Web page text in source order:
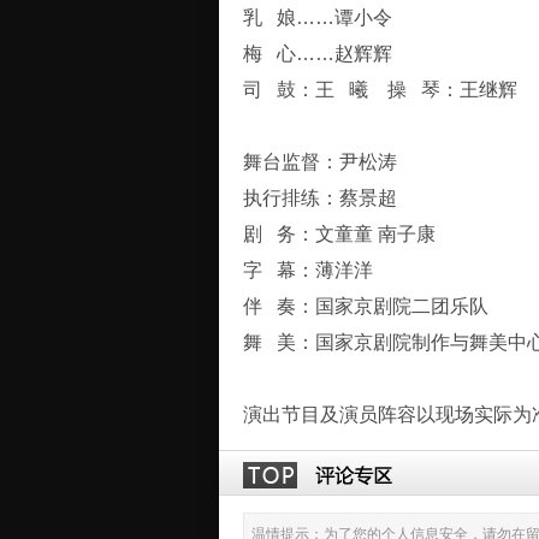
乳 娘……谭小令
梅 心……赵辉辉
司 鼓：王 曦 操 琴：王继辉
舞台监督：尹松涛
执行排练：蔡景超
剧 务：文童童 南子康
字 幕：薄洋洋
伴 奏：国家京剧院二团乐队
舞 美：国家京剧院制作与舞美中
演出节目及演员阵容以现场实际为
温情提示：为了您的个人信息安全，请勿在